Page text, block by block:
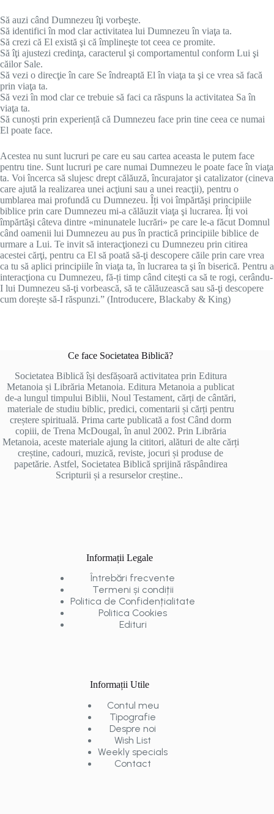
Să auzi când Dumnezeu îţi vorbeşte.
Să identifici în mod clar activitatea lui Dumnezeu în viaţa ta.
Să crezi că El există şi că împlineşte tot ceea ce promite.
Să îţi ajustezi credinţa, caracterul şi comportamentul conform Lui şi
căilor Sale.
Să vezi o direcţie în care Se îndreaptă El în viaţa ta şi ce vrea să facă
prin viaţa ta.
Să vezi în mod clar ce trebuie să faci ca răspuns la activitatea Sa în
viaţa ta.
Să cunoști prin experiență că Dumnezeu face prin tine ceea ce numai
El poate face.
Acestea nu sunt lucruri pe care eu sau cartea aceasta le putem face
pentru tine. Sunt lucruri pe care numai Dumnezeu le poate face în viaţa
ta. Voi încerca să slujesc drept călăuză, încurajator şi catalizator (cineva
care ajută la realizarea unei acţiuni sau a unei reacţii), pentru o
umblarea mai profundă cu Dumnezeu. Îți voi împărtăşi principiile
biblice prin care Dumnezeu mi-a călăuzit viaţa şi lucrarea. Îți voi
împărtăşi câteva dintre «minunatele lucrări» pe care le-a făcut Domnul
când oamenii lui Dumnezeu au pus în practică principiile biblice de
urmare a Lui. Te invit să interacţionezi cu Dumnezeu prin citirea
acestei cărţi, pentru ca El să poată să-ţi descopere căile prin care vrea
ca tu să aplici principiile în viaţa ta, în lucrarea ta şi în biserică. Pentru a
interacţiona cu Dumnezeu, fă-ți timp când citeşti ca să te rogi, cerându-
I lui Dumnezeu să-ţi vorbească, să te călăuzească sau să-ţi descopere
cum dorește să-I răspunzi.” (Introducere, Blackaby & King)
Ce face Societatea Biblică?
Societatea Biblică își desfășoară activitatea prin Editura
Metanoia și Librăria Metanoia. Editura Metanoia a publicat
de-a lungul timpului Biblii, Noul Testament, cărți de cântări,
materiale de studiu biblic, predici, comentarii și cărți pentru
creștere spirituală. Prima carte publicată a fost Când dorm
copiii, de Trena McDougal, în anul 2002. Prin Librăria
Metanoia, aceste materiale ajung la cititori, alături de alte cărți
creștine, cadouri, muzică, reviste, jocuri și produse de
papetărie. Astfel, Societatea Biblică sprijină răspândirea
Scripturii și a resurselor creștine..
Informații Legale
Întrebări frecvente
Termeni și condiții
Politica de Confidențialitate
Politica Cookies
Edituri
Informații Utile
Contul meu
Tipografie
Despre noi
Wish List
Weekly specials
Contact